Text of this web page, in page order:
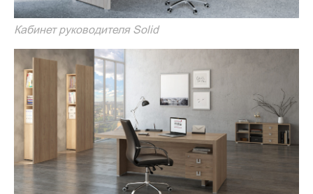
Кабинет руководителя Solid